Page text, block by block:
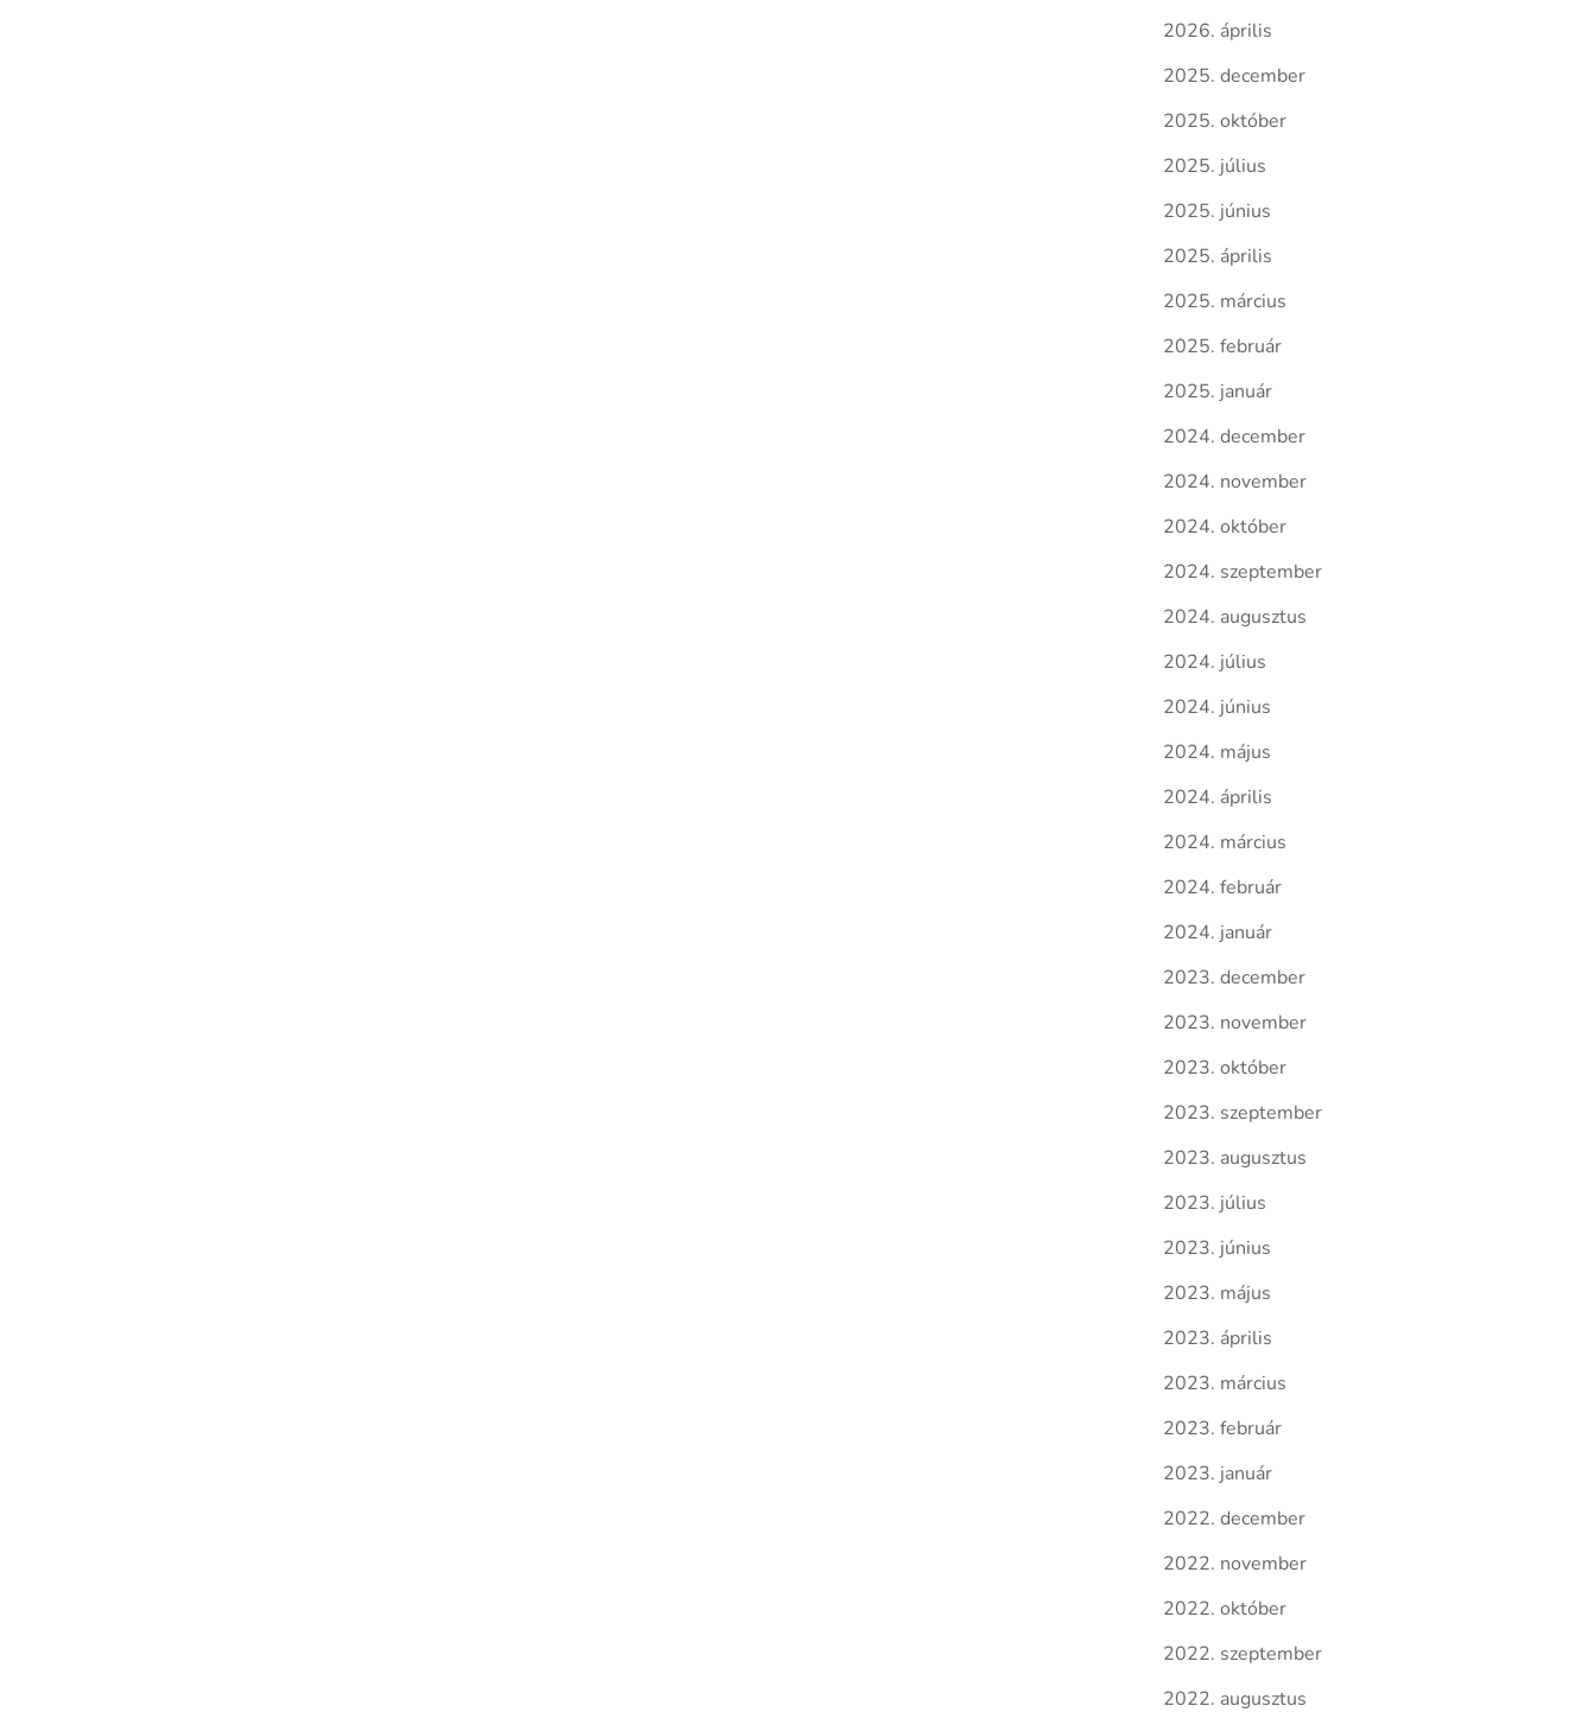
2026. április
2025. december
2025. október
2025. július
2025. június
2025. április
2025. március
2025. február
2025. január
2024. december
2024. november
2024. október
2024. szeptember
2024. augusztus
2024. július
2024. június
2024. május
2024. április
2024. március
2024. február
2024. január
2023. december
2023. november
2023. október
2023. szeptember
2023. augusztus
2023. július
2023. június
2023. május
2023. április
2023. március
2023. február
2023. január
2022. december
2022. november
2022. október
2022. szeptember
2022. augusztus